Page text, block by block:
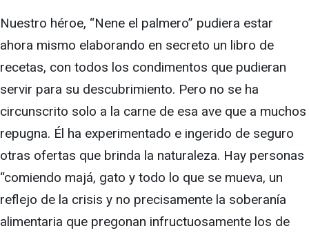
Nuestro héroe, “Nene el palmero” pudiera estar
ahora mismo elaborando en secreto un libro de
recetas, con todos los condimentos que pudieran
servir para su descubrimiento. Pero no se ha
circunscrito solo a la carne de esa ave que a muchos
repugna. Él ha experimentado e ingerido de seguro
otras ofertas que brinda la naturaleza. Hay personas
“comiendo majá, gato y todo lo que se mueva, un
reflejo de la crisis y no precisamente la soberanía
alimentaria que pregonan infructuosamente los de